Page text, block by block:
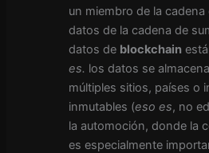
un miembro de la
datos de la cadena de
datos de blockchain
es. los datos se
múltiples sitios, países o
inmutables (eso es, no
la automoción, donde la
es especialmente